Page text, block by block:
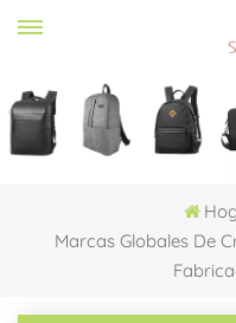
Marcas Globales De